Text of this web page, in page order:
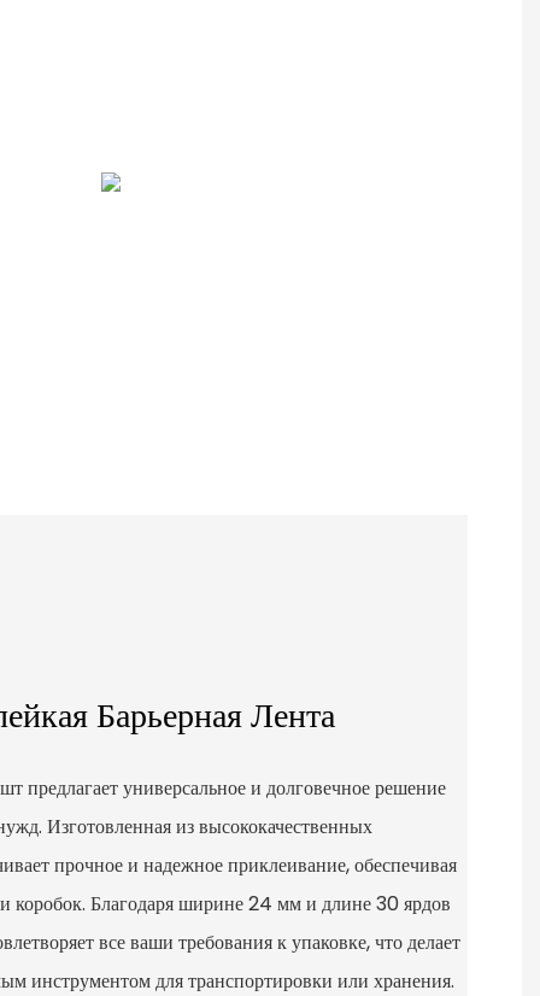
Барьерная Лента
универсальное и долговечное решение
Изготовленная из высококачественных
прочное и надежное приклеивание, обеспечивая
коробок. Благодаря ширине 24 мм и длине 30 ярдов
все ваши требования к упаковке, что делает
инструментом для транспортировки или хранения.